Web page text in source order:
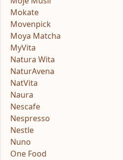
Mokate
Movenpick
Moya Matcha
MyVita
Natura Wita
NaturAvena
NatVita
Naura
Nescafe
Nespresso
Nestle
Nuno
One Food